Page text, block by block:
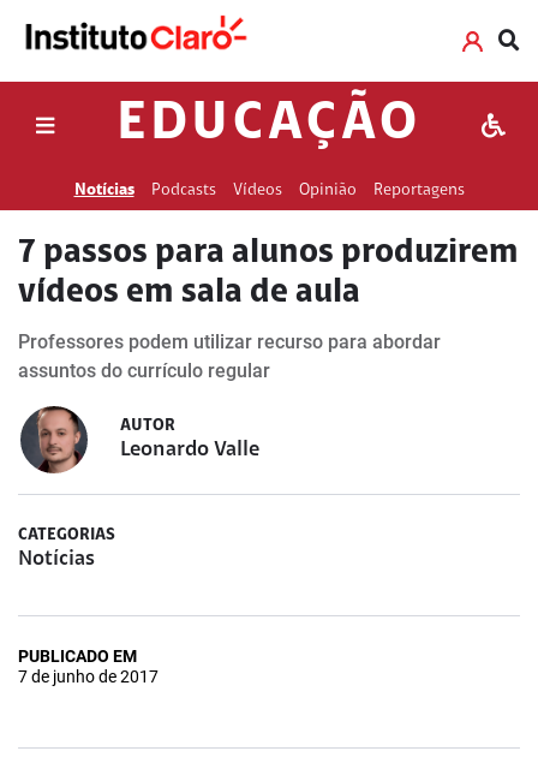
EDUCAÇÃO
Notícias Podcasts Vídeos Opinião Reportagens
7 passos para alunos produzirem
vídeos em sala de aula
Professores podem utilizar recurso para abordar
assuntos do currículo regular
AUTOR
Leonardo Valle
CATEGORIAS
Notícias
PUBLICADO EM
7 de junho de 2017